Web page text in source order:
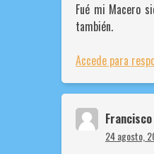
Fué mi Macero
también.
Accede para
24 agosto,